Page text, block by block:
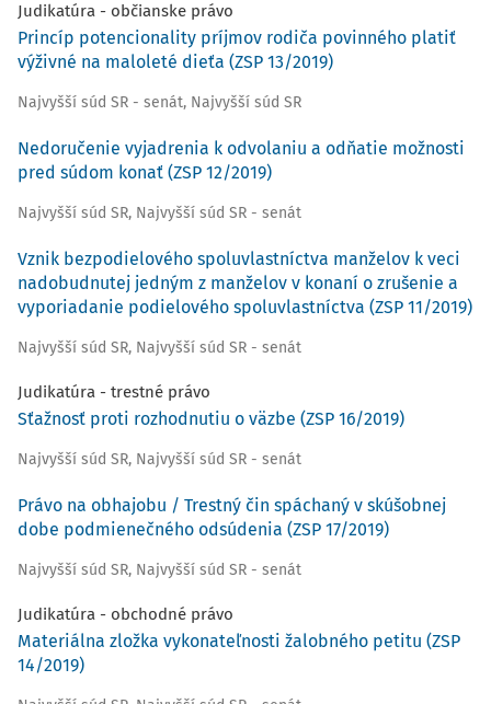
Judikatúra - občianske právo
Princíp potencionality príjmov rodiča povinného platiť
výživné na maloleté dieťa (ZSP 13/2019)
Najvyšší súd SR - senát, Najvyšší súd SR
Nedoručenie vyjadrenia k odvolaniu a odňatie možnosti
pred súdom konať (ZSP 12/2019)
Najvyšší súd SR, Najvyšší súd SR - senát
Vznik bezpodielového spoluvlastníctva manželov k veci
nadobudnutej jedným z manželov v konaní o zrušenie a
vyporiadanie podielového spoluvlastníctva (ZSP 11/2019)
Najvyšší súd SR, Najvyšší súd SR - senát
Judikatúra - trestné právo
Sťažnosť proti rozhodnutiu o väzbe (ZSP 16/2019)
Najvyšší súd SR, Najvyšší súd SR - senát
Právo na obhajobu / Trestný čin spáchaný v skúšobnej
dobe podmienečného odsúdenia (ZSP 17/2019)
Najvyšší súd SR, Najvyšší súd SR - senát
Judikatúra - obchodné právo
Materiálna zložka vykonateľnosti žalobného petitu (ZSP
14/2019)